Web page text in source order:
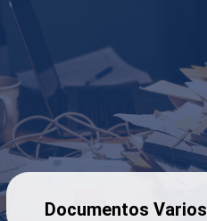
Documentos Varios